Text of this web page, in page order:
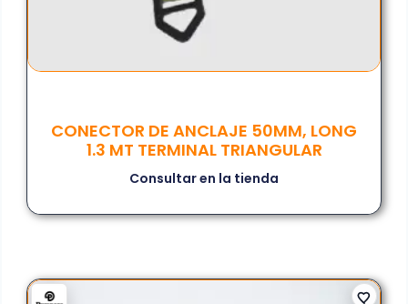
CONECTOR DE ANCLAJE 50MM, LONG
1.3 MT TERMINAL TRIANGULAR
Consultar en la tienda